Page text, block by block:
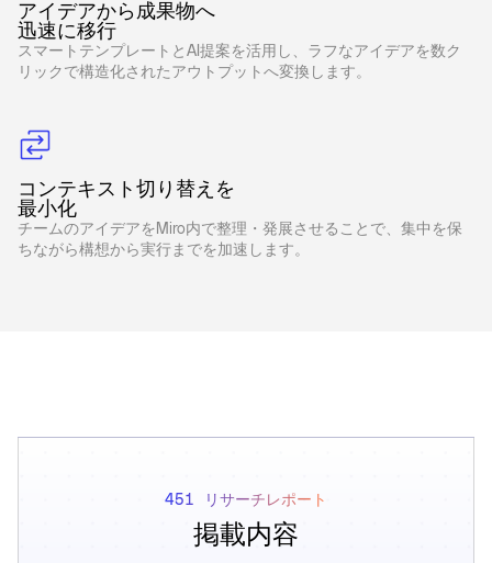
アイデアから成果物へ
迅速に移行
スマートテンプレートとAI提案を活用し、ラフなアイデアを数ク
リックで構造化されたアウトプットへ変換します。
コンテキスト切り替えを
最小化
チームのアイデアをMiro内で整理・発展させることで、集中を保
ちながら構想から実行までを加速します。
451 リサーチレポート
掲載内容